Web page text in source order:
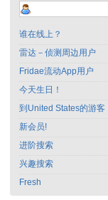
谁在线上？
雷达－侦测周边用户
Fridae流动App用户
今天生日！
到United States的游客
新会员!
进阶搜索
兴趣搜索
Fresh